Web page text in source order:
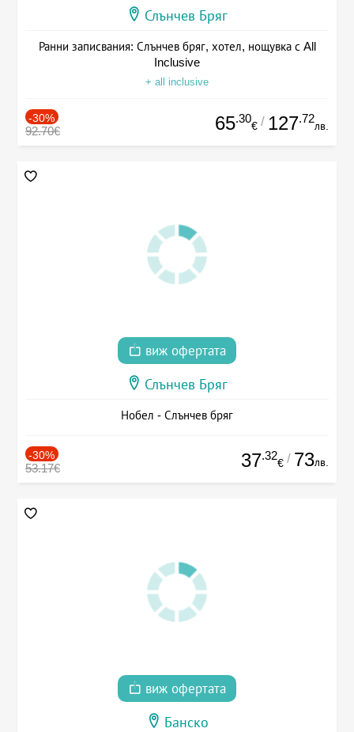
Слънчев Бряг
Ранни записвания: Слънчев бряг, хотел, нощувка с All
Inclusive
+ all inclusive
-30%
92.70€ 65.30
€ / 127.72
лв.
виж офертата
Слънчев Бряг
Нобел - Слънчев бряг
-30%
53.17€ 37.32
€ / 73лв.
виж офертата
Банско